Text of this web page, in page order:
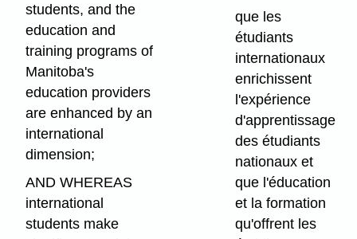
students, and the
education and
training programs of
Manitoba's
education providers
are enhanced by an
international
dimension;
AND WHEREAS
international
students make
que les
étudiants
internationaux
enrichissent
l'expérience
d'apprentissage
des étudiants
nationaux et
que l'éducation
et la formation
qu'offrent les